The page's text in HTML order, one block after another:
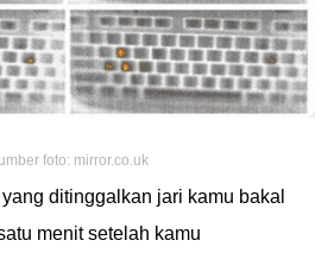
foto: mirror.co.uk
ditinggalkan jari kamu bakal
menit setelah kamu